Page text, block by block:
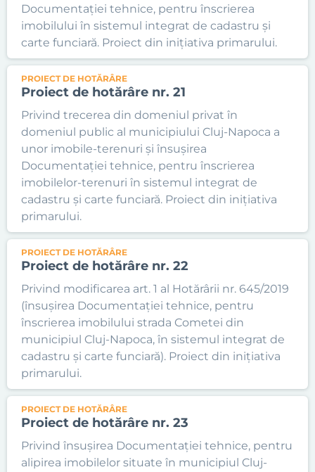
Documentației tehnice, pentru înscrierea
imobilului în sistemul integrat de cadastru și
carte funciară. Proiect din inițiativa primarului.
PROIECT DE HOTĂRÂRE
Proiect de hotărâre nr. 21
Privind trecerea din domeniul privat în
domeniul public al municipiului Cluj-Napoca a
unor imobile-terenuri și însușirea
Documentației tehnice, pentru înscrierea
imobilelor-terenuri în sistemul integrat de
cadastru și carte funciară. Proiect din inițiativa
primarului.
PROIECT DE HOTĂRÂRE
Proiect de hotărâre nr. 22
Privind modificarea art. 1 al Hotărârii nr. 645/2019
(însușirea Documentației tehnice, pentru
înscrierea imobilului strada Cometei din
municipiul Cluj-Napoca, în sistemul integrat de
cadastru și carte funciară). Proiect din inițiativa
primarului.
PROIECT DE HOTĂRÂRE
Proiect de hotărâre nr. 23
Privind însușirea Documentației tehnice, pentru
alipirea imobilelor situate în municipiul Cluj-